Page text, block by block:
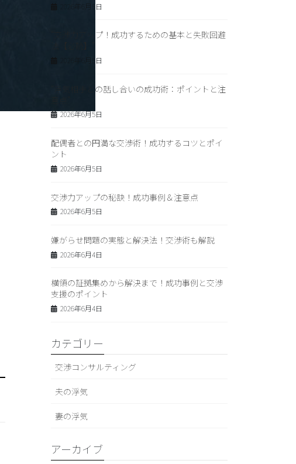
2026年6月5日
“交渉力アップ！成功するための基本と失敗回避
2026年6月5日
“浮気相手との話し合いの成功術：ポイントと注
2026年6月5日
配偶者との円満な交渉術！成功するコツとポイ
ント
2026年6月5日
交渉力アップの秘訣！成功事例＆注意点
2026年6月5日
嫌がらせ問題の実態と解決法！交渉術も解説
2026年6月4日
横領の証拠集めから解決まで！成功事例と交渉
支援のポイント
2026年6月4日
カテゴリー
交渉コンサルティング
夫の浮気
妻の浮気
アーカイブ